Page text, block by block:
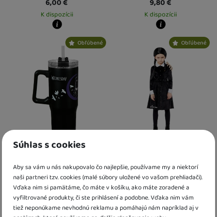
Súhlas s cookies
Aby sa vám u nás nakupovalo čo najlepšie, používame my a niektorí
naši partneri tzv. cookies (malé súbory uložené vo vašom prehliadači).
Vďaka nim si pamätáme, čo máte v košíku, ako máte zoradené a
vyfiltrované produkty, či ste prihlásení a podobne. Vďaka nim vám
tiež neponúkame nevhodnú reklamu a pomáhajú nám napríklad aj v
6,00€
K dispozícii
Kdy zboží dostanete?
Osobný odber vo výdajnom mieste
9,80€
K dispozícii
Kdy zboží dostanete?
Osobný odber vo výdajnom mieste
17. 8.
Obľúbené
Wednesday
17,60€
K dispozícii
Obľúbené
29,10€
K dispozícii